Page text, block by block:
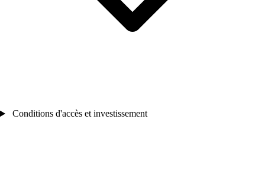
Conditions d'accès et investissement